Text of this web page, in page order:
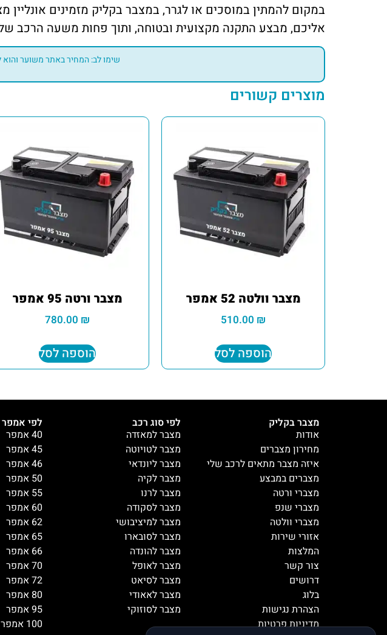
במקום להמתין במוסכים או לגרר, במצבר בקליק מזמינים אונליין מצבר שנפ 70 אמפר
אליכם, מבצע התקנה מקצועית ובטוחה, ותוך פחות משעה הרכב
שימו לב: המחיר באתר משוער
מוצרים קשורים
מצבר וולטה 52 אמפר
510.00 ₪
הוספה לסל
מצבר ורטה 95 אמפר
780.00 ₪
הוספה לסל
מצבר בקליק
אודות
מחירון מצברים
איזה מצבר מתאים לרכב שלי
מצברים במבצע
מצברי ורטה
מצברי שנפ
מצברי וולטה
אזורי שירות
המלצות
צור קשר
דרושים
בלוג
הצהרת נגישות
מדיניות פרטיות
לפי סוג רכב
מצבר למאזדה
מצבר לטויוטה
מצבר ליונדאי
מצבר לקיה
מצבר לרנו
מצבר לסקודה
מצבר למיציבושי
מצבר לסובארו
מצבר להונדה
מצבר לאופל
מצבר לסיאט
מצבר לאאודי
מצבר לסוזוקי
לפי אמפר
40 אמפר
45 אמפר
46 אמפר
50 אמפר
55 אמפר
60 אמפר
62 אמפר
65 אמפר
66 אמפר
70 אמפר
72 אמפר
80 אמפר
95 אמפר
100 אמפר